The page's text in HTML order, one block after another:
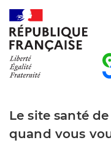
Le site santé
quand vous